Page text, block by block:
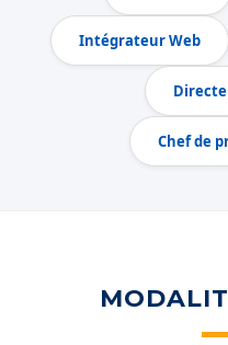
Intégrateur Web
Chef de